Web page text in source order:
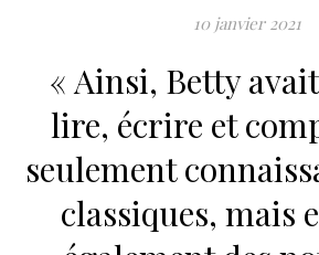
10 janvier 2021
« Ainsi, Betty
lire, écrire et
seulement
classiques, mais